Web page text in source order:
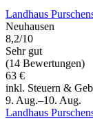
Landhaus
Neuhausen
8,2/10
Sehr gut
(14 Bewertungen)
63 €
inkl. Steuern &
9. Aug.–10. Aug.
Landhaus